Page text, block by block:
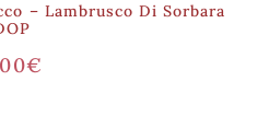
– Lambrusco Di Sorbara
€